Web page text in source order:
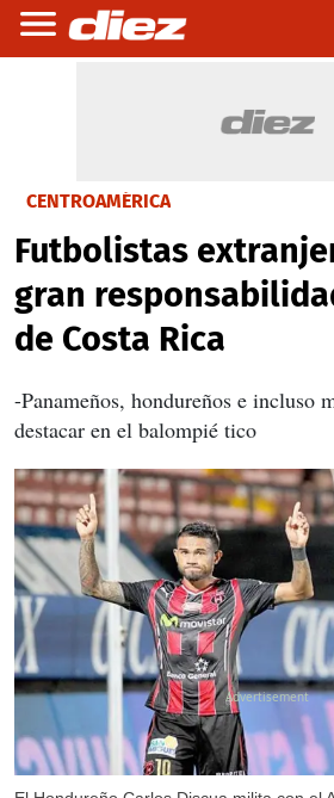
CENTROAMÉRICA
Futbolistas
gran
de Costa Rica
-Panameños, hondureños e incluso
destacar en el balompié tico